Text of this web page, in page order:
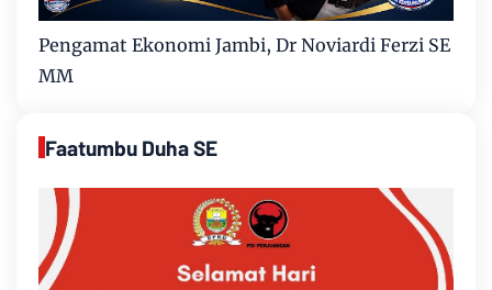
Pengamat Ekonomi Jambi, Dr Noviardi Ferzi SE
MM
Faatumbu Duha SE